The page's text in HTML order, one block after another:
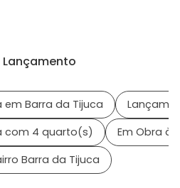
Barra da Tijuca
com 4 quarto(s)
Em Obra à
Barra da Tijuca